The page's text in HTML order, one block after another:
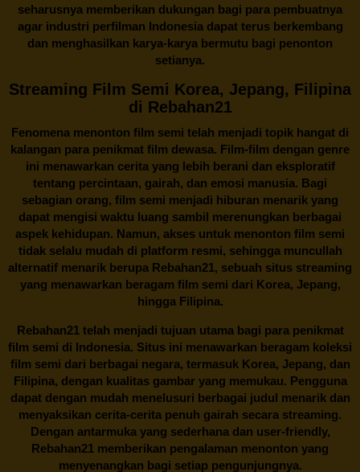
seharusnya memberikan dukungan bagi para pembuatnya
agar industri perfilman Indonesia dapat terus berkembang
dan menghasilkan karya-karya bermutu bagi penonton
setianya.
Streaming Film Semi Korea, Jepang, Filipina
di Rebahan21
Fenomena menonton film semi telah menjadi topik hangat di
kalangan para penikmat film dewasa. Film-film dengan genre
ini menawarkan cerita yang lebih berani dan eksploratif
tentang percintaan, gairah, dan emosi manusia. Bagi
sebagian orang, film semi menjadi hiburan menarik yang
dapat mengisi waktu luang sambil merenungkan berbagai
aspek kehidupan. Namun, akses untuk menonton film semi
tidak selalu mudah di platform resmi, sehingga muncullah
alternatif menarik berupa Rebahan21, sebuah situs streaming
yang menawarkan beragam film semi dari Korea, Jepang,
hingga Filipina.
Rebahan21telah menjadi tujuan utama bagi para penikmat
film semi di Indonesia. Situs ini menawarkan beragam koleksi
film semi dari berbagai negara, termasuk Korea, Jepang, dan
Filipina, dengan kualitas gambar yang memukau. Pengguna
dapat dengan mudah menelusuri berbagai judul menarik dan
menyaksikan cerita-cerita penuh gairah secara streaming.
Dengan antarmuka yang sederhana dan user-friendly,
Rebahan21 memberikan pengalaman menonton yang
menyenangkan bagi setiap pengunjungnya.